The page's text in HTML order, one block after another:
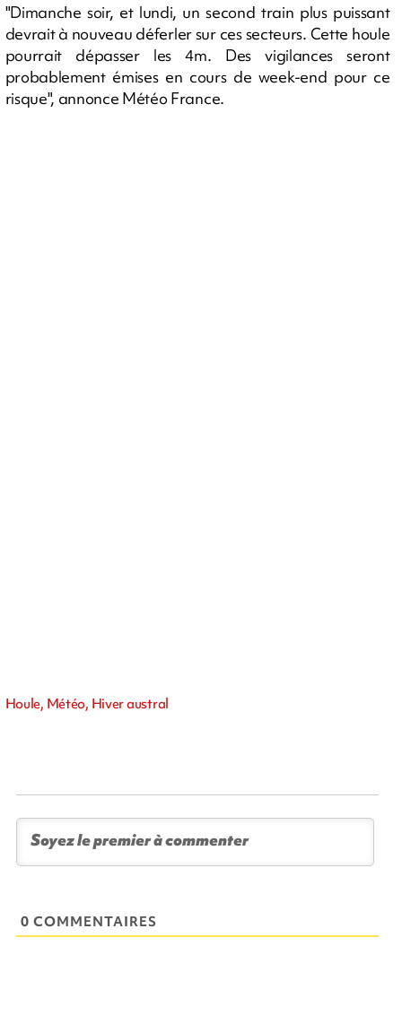
"Dimanche soir, et lundi, un second train plus puissant
devrait à nouveau déferler sur ces secteurs. Cette houle
pourrait dépasser les 4m. Des vigilances seront
probablement émises en cours de week-end pour ce
risque", annonce Météo France.
Houle, Météo, Hiver austral
0 COMMENTAIRES